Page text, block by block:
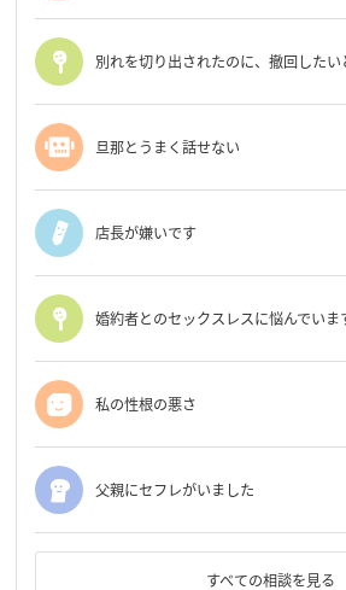
別れを切り出されたのに、撤回したい
旦那とうまく話せない
店長が嫌いです
婚約者とのセックスレスに悩んでいま
私の性根の悪さ
父親にセフレがいました
すべての相談を見る